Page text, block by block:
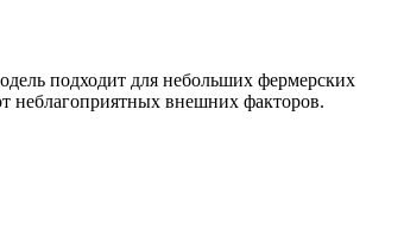
подходит для небольших фермерских
неблагоприятных внешних факторов.